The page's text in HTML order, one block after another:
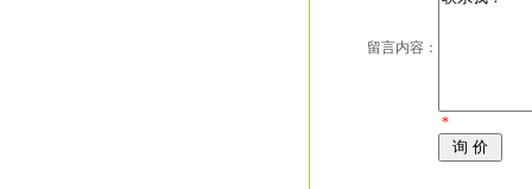
留言内容：
*